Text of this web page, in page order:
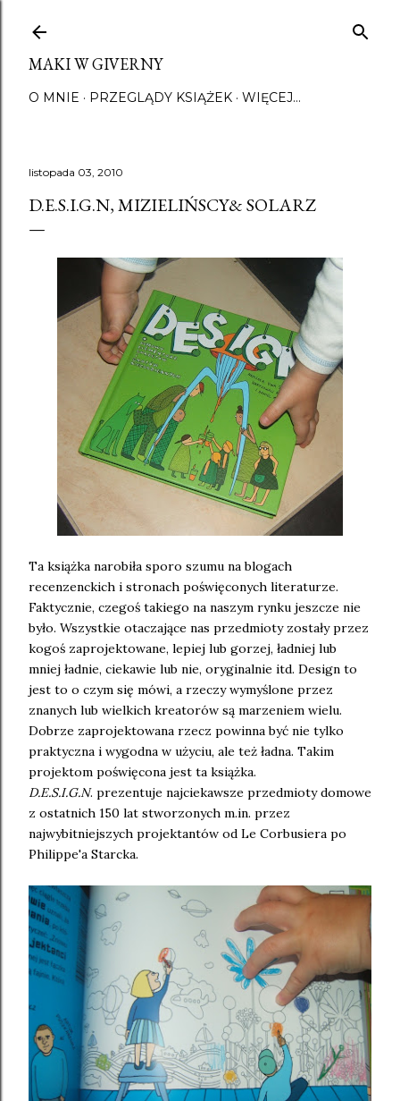
MAKI W GIVERNY
O MNIE PRZEGLĄDY KSIĄŻEK WIĘCEJ…
listopada 03, 2010
D.E.S.I.G.N, MIZIELIŃSCY& SOLARZ
Ta książka narobiła sporo szumu na blogach
recenzenckich i stronach poświęconych literaturze.
Faktycznie, czegoś takiego na naszym rynku jeszcze nie
było. Wszystkie otaczające nas przedmioty zostały przez
kogoś zaprojektowane, lepiej lub gorzej, ładniej lub
mniej ładnie, ciekawie lub nie, oryginalnie itd. Design to
jest to o czym się mówi, a rzeczy wymyślone przez
znanych lub wielkich kreatorów są marzeniem wielu.
Dobrze zaprojektowana rzecz powinna być nie tylko
praktyczna i wygodna w użyciu, ale też ładna. Takim
projektom poświęcona jest ta książka.
D.E.S.I.G.N. prezentuje najciekawsze przedmioty domowe
z ostatnich 150 lat stworzonych m.in. przez
najwybitniejszych projektantów od Le Corbusiera po
Philippe'a Starcka.